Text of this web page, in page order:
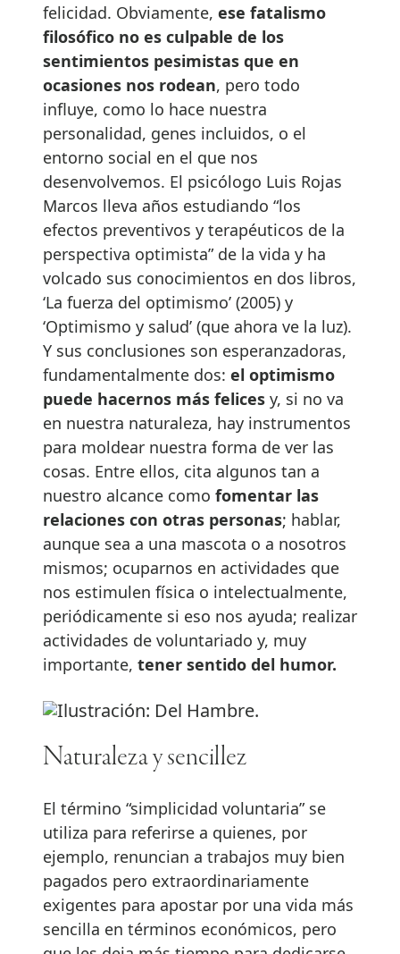
felicidad. Obviamente, ese fatalismo
filosófico no es culpable de los
sentimientos pesimistas que en
ocasiones nos rodean, pero todo
influye, como lo hace nuestra
personalidad, genes incluidos, o el
entorno social en el que nos
desenvolvemos. El psicólogo Luis Rojas
Marcos lleva años estudiando “los
efectos preventivos y terapéuticos de la
perspectiva optimista” de la vida y ha
volcado sus conocimientos en dos libros,
‘La fuerza del optimismo’ (2005) y
‘Optimismo y salud’ (que ahora ve la luz).
Y sus conclusiones son esperanzadoras,
fundamentalmente dos: el optimismo
puede hacernos más felices y, si no va
en nuestra naturaleza, hay instrumentos
para moldear nuestra forma de ver las
cosas. Entre ellos, cita algunos tan a
nuestro alcance como fomentar las
relaciones con otras personas; hablar,
aunque sea a una mascota o a nosotros
mismos; ocuparnos en actividades que
nos estimulen física o intelectualmente,
periódicamente si eso nos ayuda; realizar
actividades de voluntariado y, muy
importante, tener sentido del humor.
Naturaleza y sencillez
El término “simplicidad voluntaria” se
utiliza para referirse a quienes, por
ejemplo, renuncian a trabajos muy bien
pagados pero extraordinariamente
exigentes para apostar por una vida más
sencilla en términos económicos, pero